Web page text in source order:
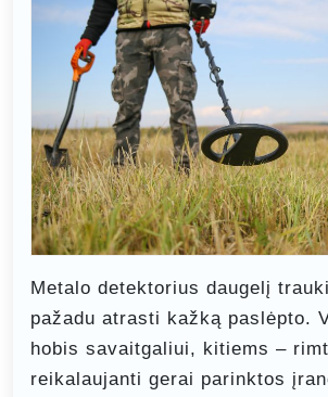
Metalo detektorius daugelį
pažadu atrasti kažką paslėpto.
hobis savaitgaliui, kitiems –
reikalaujanti gerai parinktos